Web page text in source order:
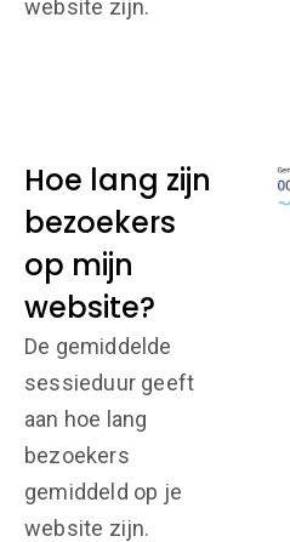
website zijn.
Hoe lang zijn
bezoekers
op mijn
website?
De gemiddelde
sessieduur geeft
aan hoe lang
bezoekers
gemiddeld op je
website zijn.